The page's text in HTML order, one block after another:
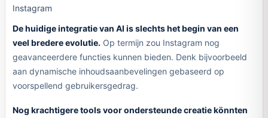
Instagram
De huidige integratie van AI is slechts het begin van een
veel bredere evolutie. Op termijn zou Instagram nog
geavanceerdere functies kunnen bieden. Denk bijvoorbeeld
aan dynamische inhoudsaanbevelingen gebaseerd op
voorspellend gebruikersgedrag.
Nog krachtigere tools voor ondersteunde creatie könnten